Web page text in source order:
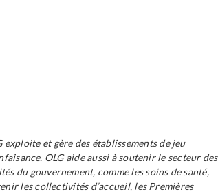
et gère des établissements de jeu
OLG aide aussi à soutenir le secteur des
du gouvernement, comme les soins de santé,
les collectivités d’accueil, les Premières